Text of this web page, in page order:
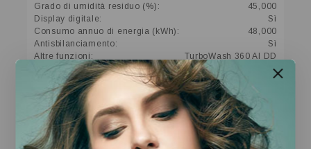
Grado di umidità residuo (%):
45,000
Display digitale:
Sì
Consumo annuo di energia (kWh):
48,000
Antisbilanciamento:
Sì
Altre funzioni:
TurboWash 360 AI DD
Altre descrizioni strutturali:
Porta in vetro temperato Cestello a bolle Agitatori e
sollevatori in acciaio inox Angolo di apertura dell’oblò
150°
Presentazione
Illustrazione: